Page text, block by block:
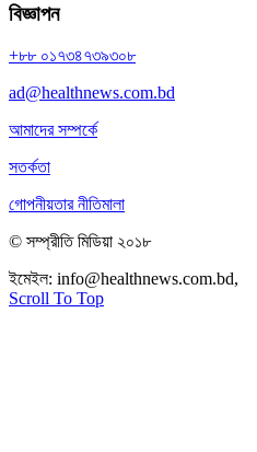
বিজ্ঞাপন
+৮৮ ০১৭৩৪৭৩৯৩০৮
ad@healthnews.com.bd
আমাদের সম্পর্কে
সতর্কতা
গোপনীয়তার নীতিমালা
© সম্প্রীতি মিডিয়া ২০১৮
ইমেইল: info@healthnews.com.bd,
Scroll To Top